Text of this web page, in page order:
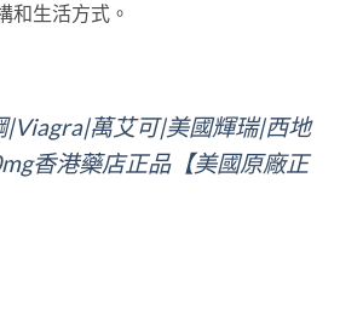
和生活方式。
|Viagra|萬艾可|美國輝瑞|西地
香港藥店正品【美國原廠正